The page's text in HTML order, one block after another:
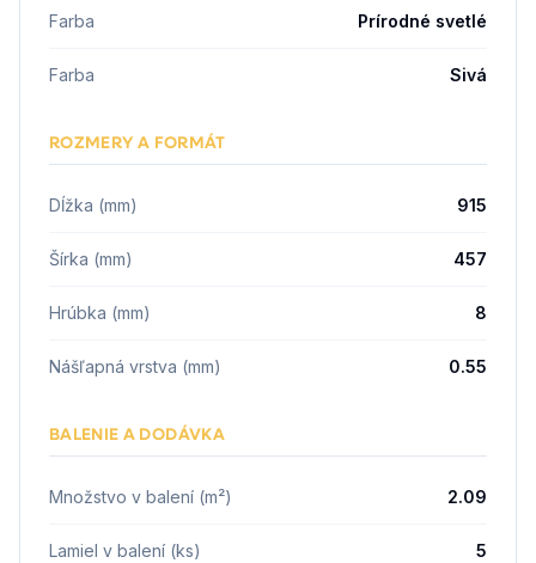
Farba Prírodné svetlé
Farba Sivá
ROZMERY A FORMÁT
Dĺžka (mm) 915
Šírka (mm) 457
Hrúbka (mm) 8
Nášľapná vrstva (mm) 0.55
BALENIE A DODÁVKA
Množstvo v balení (m²) 2.09
Lamiel v balení (ks) 5